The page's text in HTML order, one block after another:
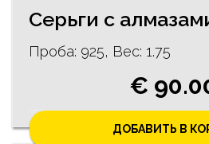
Проба: 925, Bес: 1.75
€
ДОБАВИТЬ В